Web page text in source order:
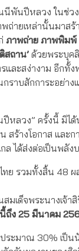
นีพันปีหลวง ในช่
ายเหล่านั้นมาสร้
ภาพถ่าย ภาพพิมพ์
สถาน’ด้วยพระบุค
ละสง่างาม อีกทั้
าบสักการะอย่าง
ลวง” ครั้งนี้ มิได้
สร้างโอกาส แล
ได้ส่งต่อเป็นพลั
ย รวมทั้งสิ้น 48
มเด็จพระนางเจ้
นี้ถึง 25 มีนาคม
ะมาณ 30% เป็น